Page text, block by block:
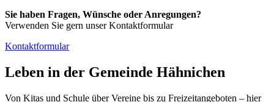
Sie haben Fragen, Wünsche oder Anregungen?
Verwenden Sie gern unser Kontaktformular
Kontaktformular
Leben in der Gemeinde Hähnichen
Von Kitas und Schule über Vereine bis zu Freizeitangeboten – hier